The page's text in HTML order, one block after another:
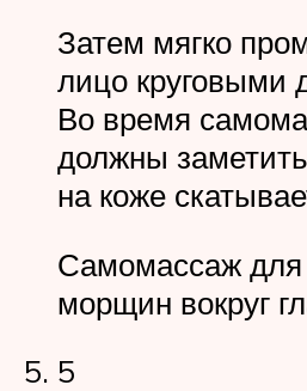
Затем мягко
лицо круговыми
Во время
должны
на коже
Самомассаж для
морщин вокруг
5